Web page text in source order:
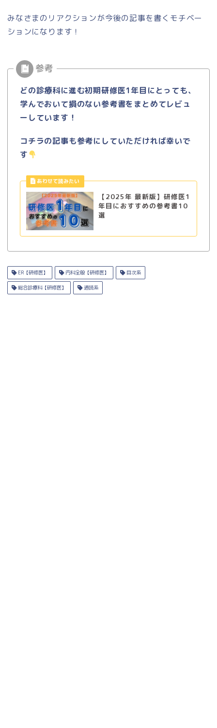
みなさまのリアクションが今後の記事を書くモチベー
ションになります！
どの診療科に進む初期研修医1年目にとっても、
学んでおいて損のない参考書をまとめてレビュ
ーしています！
コチラの記事も参考にしていただければ幸いで
す
【2025年 最新版】研修医1
年目におすすめの参考書10
選
ER【研修医】 内科全般【研修医】 目次系
総合診療科【研修医】 通読系